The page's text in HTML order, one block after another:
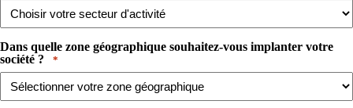
Dans quelle zone géographique souhaitez-vous implanter votre
société ? ​ ​
*